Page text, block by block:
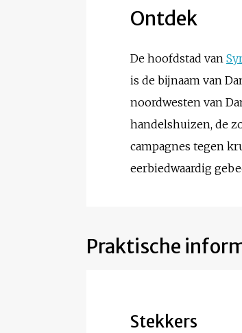
Ontdek
De hoofdstad van
is de bijnaam van
noordwesten van
handelshuizen, de
campagnes tegen
eerbiedwaardig
Praktische
Stekkers